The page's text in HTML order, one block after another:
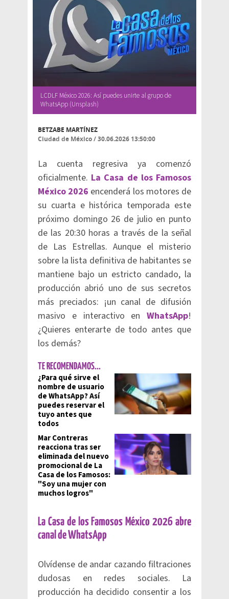
LCDLF México 2026: Así puedes unirte al grupo de
WhatsApp (Unsplash)
BETZABE MARTÍNEZ
Ciudad de México/30.06.2026 13:50:00
La cuenta regresiva ya comenzó
oficialmente. La Casa de los Famosos
México 2026 encenderá los motores de
su cuarta e histórica temporada este
próximo domingo 26 de julio en punto
de las 20:30 horas a través de la señal
de Las Estrellas. Aunque el misterio
sobre la lista definitiva de habitantes se
mantiene bajo un estricto candado, la
producción abrió uno de sus secretos
más preciados: ¡un canal de difusión
masivo e interactivo en WhatsApp!
¿Quieres enterarte de todo antes que
los demás?
TE RECOMENDAMOS...
¿Para qué sirve el
nombre de usuario
de WhatsApp? Así
puedes reservar el
tuyo antes que
todos
Mar Contreras
reacciona tras ser
eliminada del nuevo
promocional de La
Casa de los Famosos:
"Soy una mujer con
muchos logros"
La Casa de los Famosos México 2026 abre
canal de WhatsApp
Olvídense de andar cazando filtraciones
dudosas en redes sociales. La
producción ha decidido consentir a los